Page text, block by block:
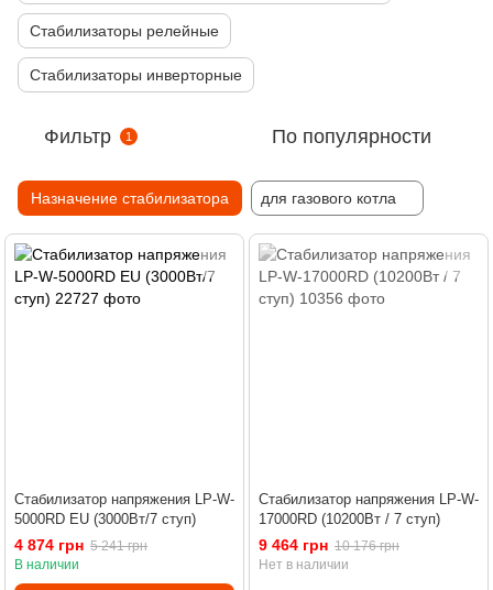
Стабилизаторы релейные
Стабилизаторы инверторные
Фильтр 1 По популярности
Назначение стабилизатора для газового котла
Стабилизатор напряжения LP-W-
5000RD EU (3000Вт/7 ступ)
4 874 грн 5 241 грн
В наличии
Стабилизатор напряжения LP-W-
17000RD (10200Вт / 7 ступ)
9 464 грн 10 176 грн
Нет в наличии